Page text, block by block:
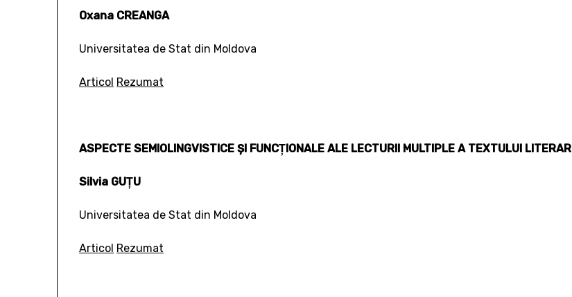
Oxana CREANGA
Universitatea de Stat din Moldova
Articol Rezumat
ASPECTE SEMIOLINGVISTICE ŞI FUNCŢIONALE ALE LECTURII MULTIPLE A TEXTULUI LITERAR
Silvia GUŢU
Universitatea de Stat din Moldova
Articol Rezumat